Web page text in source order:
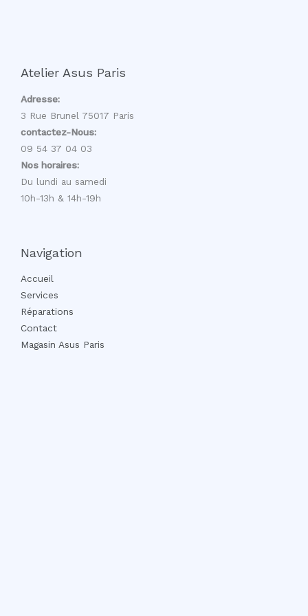
Atelier Asus Paris
Adresse:
3 Rue Brunel 75017 Paris
contactez-Nous:
09 54 37 04 03
Nos horaires:
Du lundi au samedi
10h-13h & 14h-19h
Navigation
Accueil
Services
Réparations
Contact
Magasin Asus Paris